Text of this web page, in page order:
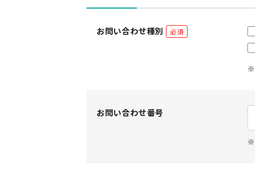
お問い合わせ種別 必須
お問い合わせ番号